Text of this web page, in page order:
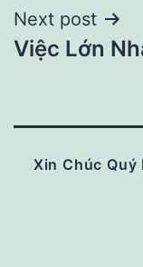
Next post
Việc Lớn
Xin Chúc Quý